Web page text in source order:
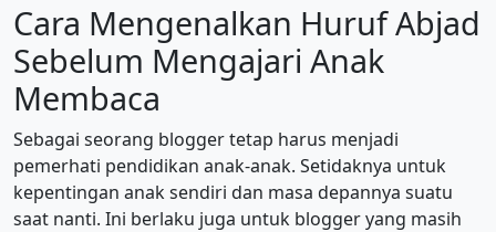
Cara Mengenalkan Huruf Abjad
Sebelum Mengajari Anak
Membaca
Sebagai seorang blogger tetap harus menjadi
pemerhati pendidikan anak-anak. Setidaknya untuk
kepentingan anak sendiri dan masa depannya suatu
saat nanti. Ini berlaku juga untuk blogger yang masih